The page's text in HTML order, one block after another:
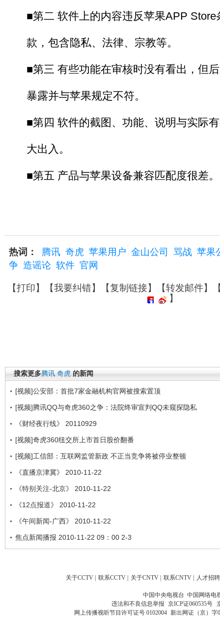
■第二 软件上的内容违反苹果APP Store
款，包含隐私、法律、宗教等。
■第三 有些功能在审核时没有看出，但
暴露并与苹果规定不符。
■第四 软件的截图、功能、说明与实际
大出入。
■第五 产品与苹果设备兼容匹配度很差。
热词： 腾讯 奇虎 苹果用户 金山公司 骂战 苹果
争 造谣论 软件 官网
【打印】【我要纠错】【复制链接】【转发邮件】
】
搜索更多腾讯 奇虎 的新闻
[视频]公安部：首批7家金融机构官网被搜索置顶
[视频]腾讯QQ与奇虎360之争：法院终审宣判QQ未窥探隐私
《财经夜行线》 20110929
[视频]奇虎360纽交所上市首日股价翻番
[视频]工信部：互联网监管新政 不正当竞争将被停业整顿
《直播京津冀》 2010-11-22
《特别关注-北京》 2010-11-22
《12点报道》 2010-11-22
《午间新闻-广西》 2010-11-22
焦点新闻播报 2010-11-22 09：00 2-3
关于CCTV | 联系CCTV | 关于CNTV | 联系CNTV | 人才招聘
中国中央电视台 中国网络电
违法和不良信息举报 京ICP证060535号
网上传播视听节目许可证号 0102004 新出网证（京）